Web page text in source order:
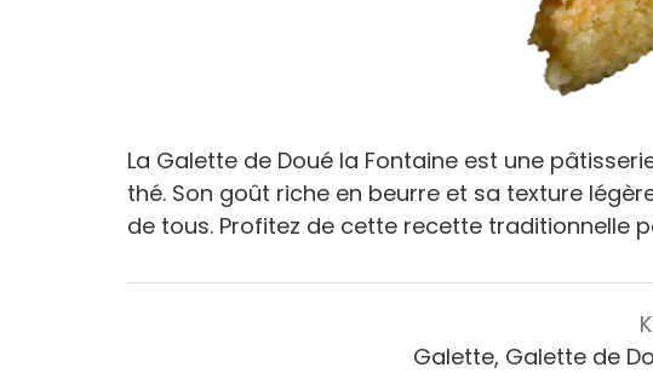
La Galette de Doué la Fontaine est une
thé. Son goût riche en beurre et sa texture
de tous. Profitez de cette recette traditionnelle
Galette, Galette de